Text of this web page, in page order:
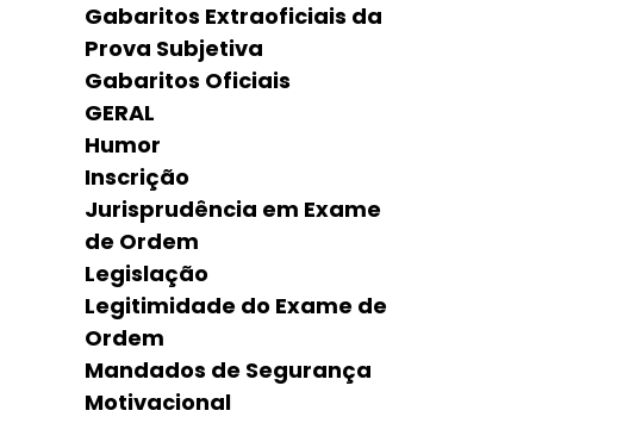
Gabaritos Extraoficiais da
Prova Subjetiva
Gabaritos Oficiais
GERAL
Humor
Inscrição
Jurisprudência em Exame
de Ordem
Legislação
Legitimidade do Exame de
Ordem
Mandados de Segurança
Motivacional